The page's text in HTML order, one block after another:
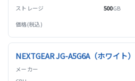
500GB
NEXTGEAR JG-A5G6A（ホワイト）